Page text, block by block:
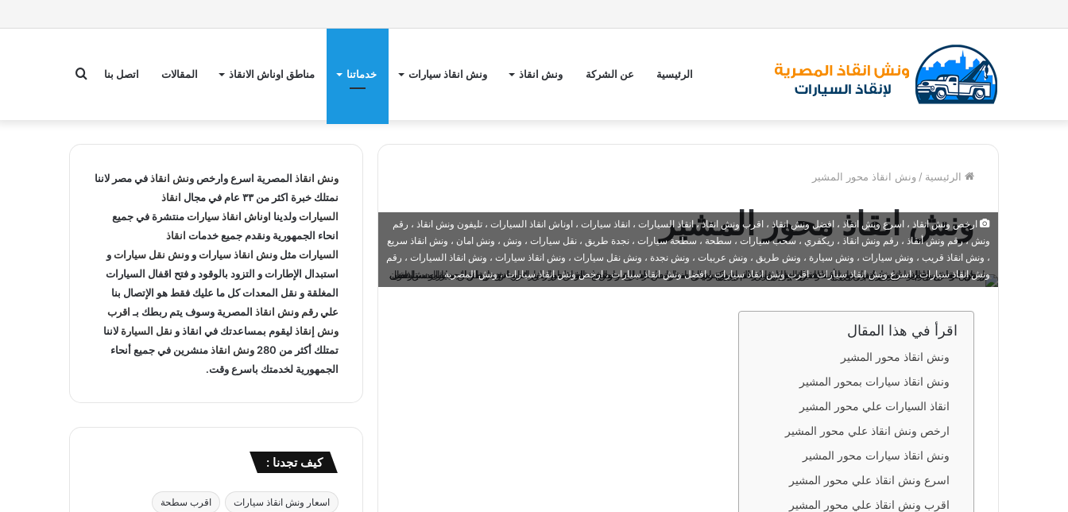
الرئيسية عن الشركة ونش انقاذ ونش انقاذ سيارات خدماتنا مناطق اوناش الانقاذ المقالات اتصل بنا
الرئيسية / ونش انقاذ محور المشير
ونش انقاذ محور المشير
ارخص ونش انقاذ ، اسرع ونش انقاذ ، افضل ونش انقاذ ، اقرب ونش انقاذ ، انقاذ السيارات ، انقاذ سيارات ، اوناش انقاذ السيارات ، تليفون ونش انقاذ ، رقم
ونش ، رقم ونش أنقاذ ، رقم ونش انقاذ ، ريكفري ، سحب سيارات ، سطحة ، سطحة سيارات ، نجدة طريق ، نقل سيارات ، ونش ، ونش امان ، ونش انقاذ سريع
، ونش انقاذ قريب ، ونش سيارات ، ونش سيارة ، ونش طريق ، ونش عربيات ، ونش نجدة ، ونش نقل سيارات ، ونش انقاذ سيارات ، ونش انقاذ السيارات ، رقم
ونش انقاذ سيارات ، اسرع ونش انقاذ سيارات ، اقرب ونش انقاذ سيارات ، افضل ونش انقاذ سيارات ، ارخص ونش انقاذ سيارات ، ونش المصرية
اقرأ في هذا المقال
ونش انقاذ محور المشير
ونش انقاذ سيارات بمحور المشير
انقاذ السيارات علي محور المشير
ارخص ونش انقاذ علي محور المشير
ونش انقاذ سيارات محور المشير
اسرع ونش انقاذ علي محور المشير
اقرب ونش انقاذ علي محور المشير
ونش انقاذ المصرية اسرع وارخصونش انقاذفي مصر لاننا
نمتلك خبرة اكثر من ٣٣ عام في مجال
انقاذ
السياراتولدينا اوناش انقاذ سياراتمنتشرة في جميع
انحاء الجمهورية ونقدم جميع خدمات انقاذ
السياراتمثلونش انقاذ سياراتوونش نقل سياراتو
استبدال الإطارات و التزود بالوقود و فتح اقفال السيارات
المغلقة و نقل المعدات كل ما عليك فقط هو الإتصال بنا
عليرقم ونش انقاذ المصرية وسوف يتم ربطك بـ اقرب
ونش إنقاذليقوم بمساعدتك في انقاذ و نقل السيارة لاننا
تمتلك أكثر من 280
ونش انقاذمنشرين في جميع أنحاء
الجمهورية لخدمتك باسرع وقت.
كيف تجدنا :
اسعار ونش انقاذ سيارات اقرب سطحة